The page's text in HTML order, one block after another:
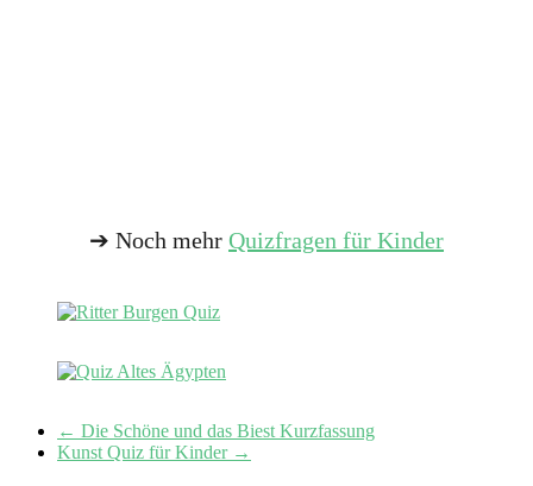
➔ Noch mehr Quizfragen für Kinder
← Die Schöne und das Biest Kurzfassung
Kunst Quiz für Kinder →